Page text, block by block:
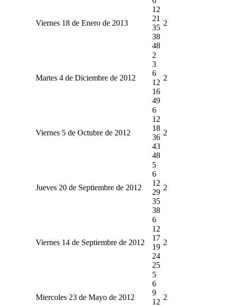
Viernes 18 de Enero de 2013
12
21
35
38
48
2
Martes 4 de Diciembre de 2012
2
3
6
12
16
49
2
Viernes 5 de Octubre de 2012
6
12
18
36
43
48
2
Jueves 20 de Septiembre de 2012
5
6
12
29
35
38
2
Viernes 14 de Septiembre de 2012
6
12
17
19
24
25
2
Miercoles 23 de Mayo de 2012
5
6
9
12
2